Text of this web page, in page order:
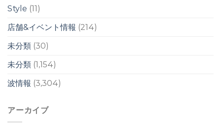
明
け
ら？！
Style (11)
店舗&イベント情報 (214)
未分類 (30)
未分類 (1,154)
波情報 (3,304)
アーカイブ